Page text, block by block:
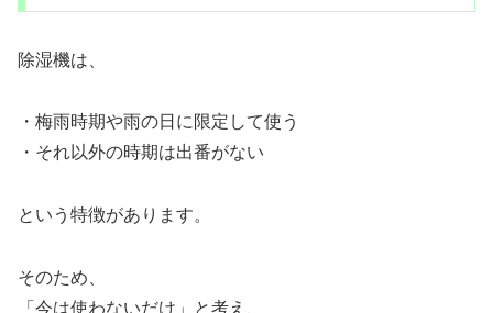
除湿機は、
・梅雨時期や雨の日に限定して使う
・それ以外の時期は出番がない
という特徴があります。
そのため、
「今は使わないだけ」と考え、